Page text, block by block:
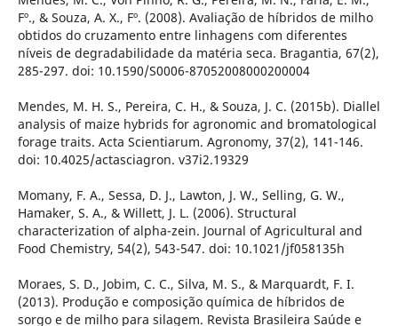
Fº., & Souza, A. X., Fº. (2008). Avaliação de híbridos de milho
obtidos do cruzamento entre linhagens com diferentes
níveis de degradabilidade da matéria seca. Bragantia, 67(2),
285-297. doi: 10.1590/S0006-87052008000200004
Mendes, M. H. S., Pereira, C. H., & Souza, J. C. (2015b). Diallel
analysis of maize hybrids for agronomic and bromatological
forage traits. Acta Scientiarum. Agronomy, 37(2), 141-146.
doi: 10.4025/actasciagron. v37i2.19329
Momany, F. A., Sessa, D. J., Lawton, J. W., Selling, G. W.,
Hamaker, S. A., & Willett, J. L. (2006). Structural
characterization of alpha-zein. Journal of Agricultural and
Food Chemistry, 54(2), 543-547. doi: 10.1021/jf058135h
Moraes, S. D., Jobim, C. C., Silva, M. S., & Marquardt, F. I.
(2013). Produção e composição química de híbridos de
sorgo e de milho para silagem. Revista Brasileira Saúde e